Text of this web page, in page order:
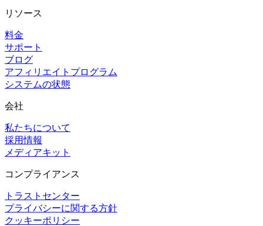
リソース
料金
サポート
ブログ
アフィリエイトプログラム
システムの状態
会社
私たちについて
採用情報
メディアキット
コンプライアンス
トラストセンター
プライバシーに関する方針
クッキーポリシー